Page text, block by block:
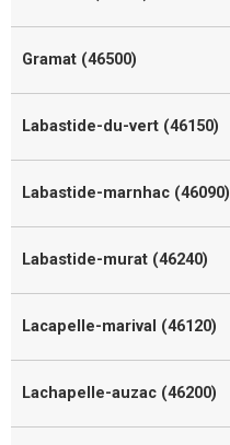
Gramat (46500)
Labastide-du-vert (46150)
Labastide-marnhac (46090)
Labastide-murat (46240)
Lacapelle-marival (46120)
Lachapelle-auzac (46200)